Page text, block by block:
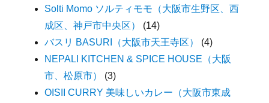
Solti Momo ソルティモモ（大阪市生野区、西
成区、神戸市中央区）
(14)
バスリ BASURI（大阪市天王寺区）
(4)
NEPALI KITCHEN & SPICE HOUSE（大阪
市、松原市）
(3)
OISII CURRY 美味しいカレー（大阪市東成